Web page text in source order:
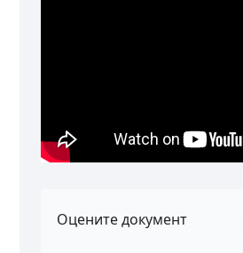
Оцените документ